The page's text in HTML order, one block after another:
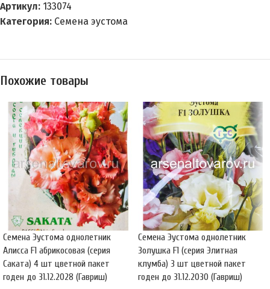
Артикул: 133074
Категория: Семена эустома
Похожие товары
Семена Эустома однолетник
Алисса F1 абрикосовая (серия
Саката) 4 шт цветной пакет
годен до 31.12.2028 (Гавриш)
Семена Эустома однолетник
Золушка F1 (серия Элитная
клумба) 3 шт цветной пакет
годен до 31.12.2030 (Гавриш)